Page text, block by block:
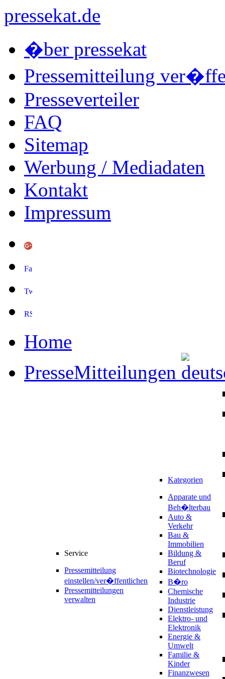
pressekat.de
�ber pressekat
Pressemitteilung
Presseverteiler
FAQ
Sitemap
Werbung / Mediadaten
Kontakt
Impressum
Home
PresseMitteilungen
Service
Pressemitteilung
einstellen/ver�ffentlichen
Pressemitteilungen
verwalten
Kategorien
Apparate und
Beh�lterbau
Auto &
Verkehr
Bau &
Immobilien
Bildung &
Beruf
Biotechnologie
B�ro
Chemische
Industrie
Dienstleistung
Elektro- und
Elektronik
Energie &
Umwelt
Familie &
Kinder
Finanzwesen